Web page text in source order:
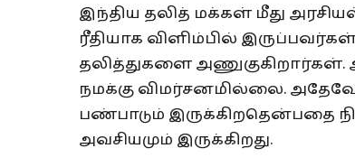
இந்திய தலித் மக்கள் மீது
ரீதியாக விளிம்பில்
தலித்துகளை
நமக்கு விமர்சனமில்லை.
பண்பாடும் இருக்கிறதென்பதை
அவசியமும் இருக்கிறது.